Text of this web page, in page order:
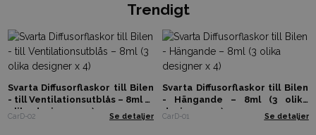
Trendigt
Svarta Diffusorflaskor till Bilen
- till Ventilationsutblås – 8ml (3
olika designer x 4)
CarD-02 Se detaljer
Svarta Diffusorflaskor till Bilen
- Hängande – 8ml (3 olika
designer x 4)
CarD-01 Se detaljer